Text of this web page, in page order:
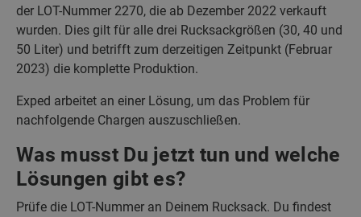
der LOT-Nummer 2270, die ab Dezember 2022 verkauft
wurden. Dies gilt für alle drei Rucksackgrößen (30, 40 und
50 Liter) und betrifft zum derzeitigen Zeitpunkt (Februar
2023) die komplette Produktion.
Exped arbeitet an einer Lösung, um das Problem für
nachfolgende Chargen auszuschließen.
Was musst Du jetzt tun und welche
Lösungen gibt es?
Prüfe die LOT-Nummer an Deinem Rucksack. Du findest